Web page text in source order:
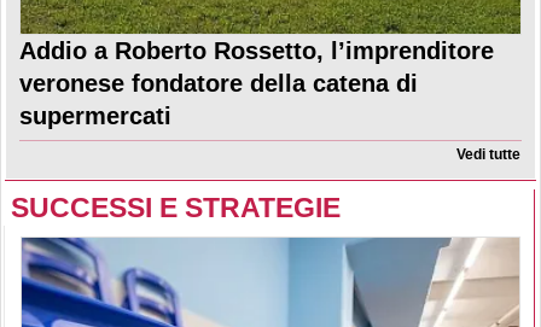
Addio a Roberto Rossetto, l’imprenditore
veronese fondatore della catena di
supermercati
Vedi tutte
SUCCESSI E STRATEGIE